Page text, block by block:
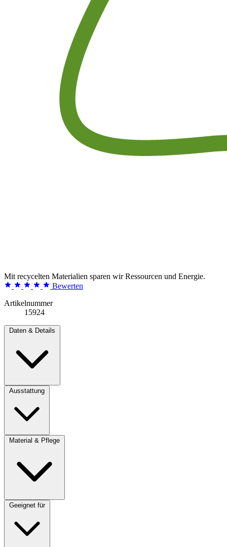
Mit recycelten Materialien sparen wir Ressourcen und Energie.
Bewerten
Artikelnummer
15924
Daten & Details
Ausstattung
Material & Pflege
Geeignet für